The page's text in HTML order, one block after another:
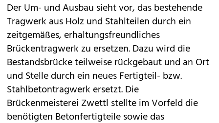
Der Um- und Ausbau sieht vor, das bestehende
Tragwerk aus Holz und Stahlteilen durch ein
zeitgemäßes, erhaltungsfreundliches
Brückentragwerk zu ersetzen. Dazu wird die
Bestandsbrücke teilweise rückgebaut und an Ort
und Stelle durch ein neues Fertigteil- bzw.
Stahlbetontragwerk ersetzt. Die
Brückenmeisterei Zwettl stellte im Vorfeld die
benötigten Betonfertigteile sowie das